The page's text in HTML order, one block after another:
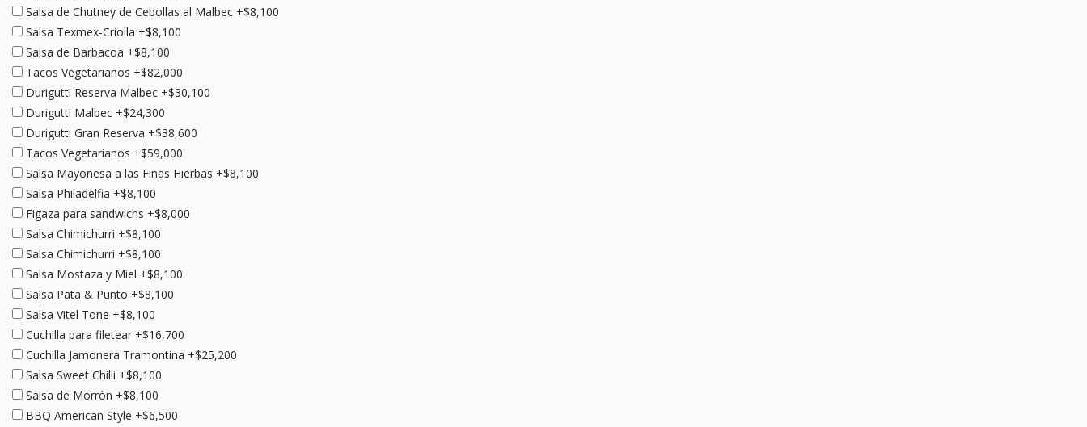
Salsa de Chutney de Cebollas al Malbec +$8,100
Salsa Texmex-Criolla +$8,100
Salsa de Barbacoa +$8,100
Tacos Vegetarianos +$82,000
Durigutti Reserva Malbec +$30,100
Durigutti Malbec +$24,300
Durigutti Gran Reserva +$38,600
Tacos Vegetarianos +$59,000
Salsa Mayonesa a las Finas Hierbas +$8,100
Salsa Philadelfia +$8,100
Figaza para sandwichs +$8,000
Salsa Chimichurri +$8,100
Salsa Chimichurri +$8,100
Salsa Mostaza y Miel +$8,100
Salsa Pata & Punto +$8,100
Salsa Vitel Tone +$8,100
Cuchilla para filetear +$16,700
Cuchilla Jamonera Tramontina +$25,200
Salsa Sweet Chilli +$8,100
Salsa de Morrón +$8,100
BBQ American Style +$6,500